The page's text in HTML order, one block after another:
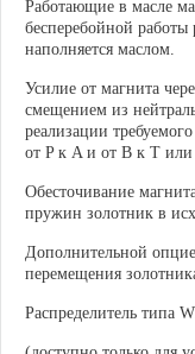
Работающие в масле
бесперебойной работы
наполняется маслом.
Усилие от магнита
смещением из
реализации
от P к A и от B к T
Обесточивание
пружин золотник в
Дополнительной
перемещения
Распределитель типа